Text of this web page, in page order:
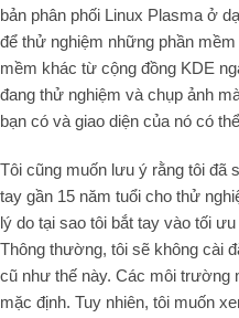
bản phân phối Linux Plasma ở
để thử nghiệm những phần
mềm khác từ cộng đồng KDE
đang thử nghiệm và chụp ảnh
bạn có và giao diện của nó có
Tôi cũng muốn lưu ý rằng tôi đã
tay gần 15 năm tuổi cho thử
lý do tại sao tôi bắt tay vào tối
Thông thường, tôi sẽ không cài
cũ như thế này. Các môi trường
mặc định. Tuy nhiên, tôi muốn